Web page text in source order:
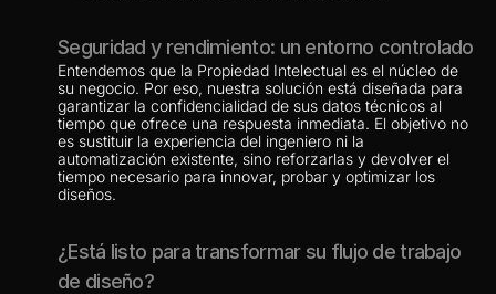
Seguridad y rendimiento: un entorno controlado
Entendemos que la Propiedad Intelectual es el núcleo de
su negocio. Por eso, nuestra solución está diseñada para
garantizar la confidencialidad de sus datos técnicos al
tiempo que ofrece una respuesta inmediata. El objetivo no
es sustituir la experiencia del ingeniero ni la
automatización existente, sino reforzarlas y devolver el
tiempo necesario para innovar, probar y optimizar los
diseños.
¿Está listo para transformar su flujo de trabajo
de diseño?